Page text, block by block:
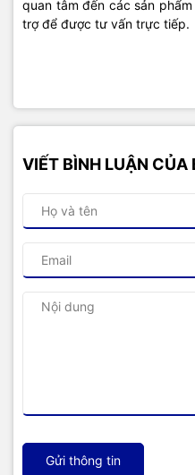
quan tâm đến các sản
trợ để được tư vấn trực tiếp.
VIẾT BÌNH LUẬN CỦA
Gửi thông tin